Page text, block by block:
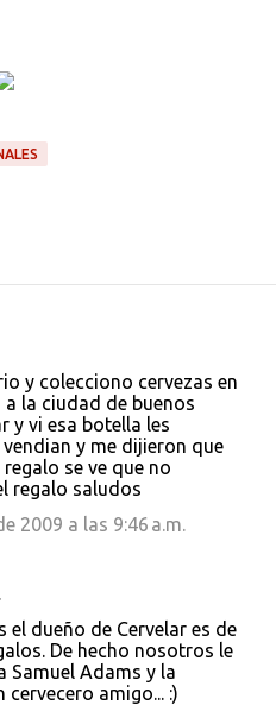
y colecciono cervezas en
la ciudad de buenos
y vi esa botella les
y me dijieron que
se ve que no
regalo saludos
2009 a las 9:46 a.m.
el dueño de Cervelar es de
De hecho nosotros le
Samuel Adams y la
amigo... :)